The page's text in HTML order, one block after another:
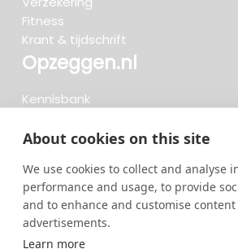
About cookies on this site
We use cookies to collect and analyse
performance and usage, to provide
and to enhance and customise content
advertisements.
Learn more
Fitness
Krant & tijdschrift
Opzeggen.nl
Kennisbank
Beoordelingen
Meteen opzeggen